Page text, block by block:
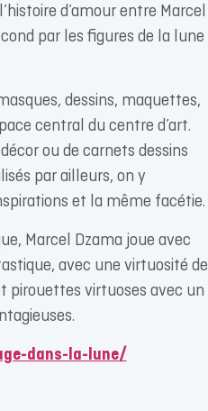
d’amour entre Marcel
par les figures de la lune
dessins, maquettes,
central du centre d’art.
ou de carnets dessins
par ailleurs, on y
et la même facétie.
Marcel Dzama joue avec
avec une virtuosité de
virtuoses avec un
dans-la-lune/